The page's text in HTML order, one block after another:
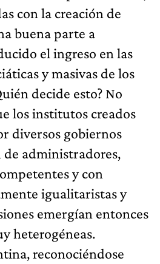
con la creación de
buena parte a
el ingreso en las
y masivas de los
decide esto? No
los institutos creados
diversos gobiernos
administradores,
y con
igualitaristas y
emergían entonces
heterogéneas.
reconociéndose